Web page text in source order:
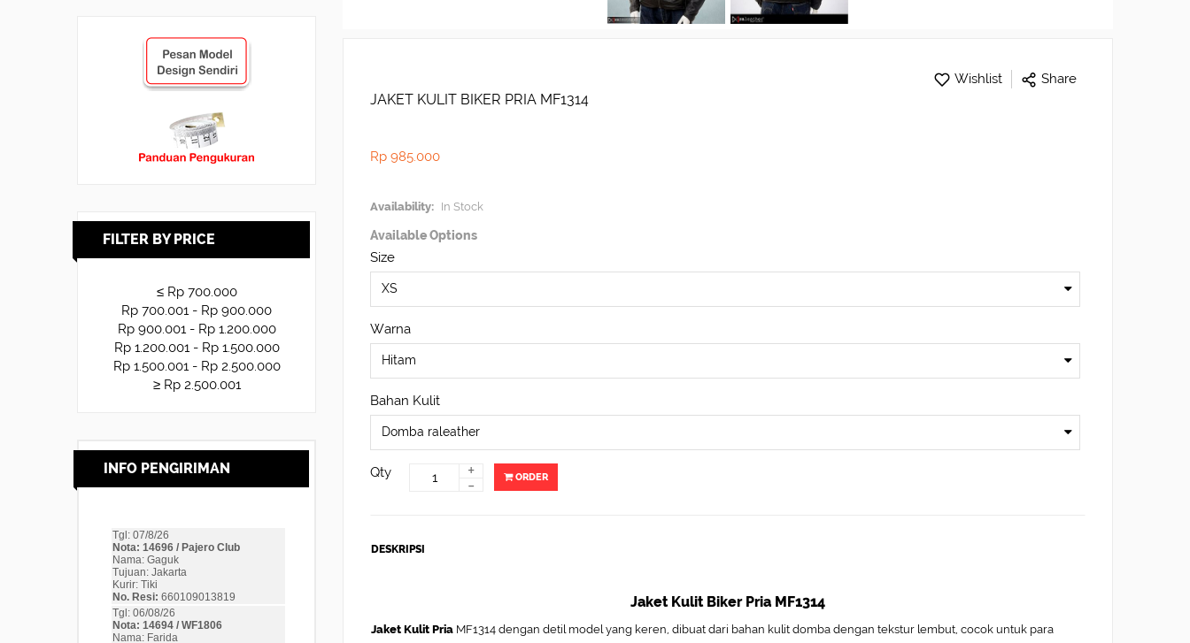
FILTER BY PRICE
≤ Rp 700.000
Rp 700.001 - Rp 900.000
Rp 900.001 - Rp 1.200.000
Rp 1.200.001 - Rp 1.500.000
Rp 1.500.001 - Rp 2.500.000
≥ Rp 2.500.001
INFO PENGIRIMAN
Wishlist Share
JAKET KULIT BIKER PRIA MF1314
Rp 985.000
Availability: In Stock
Available Options
Size
Warna
Bahan Kulit
Qty +
- ORDER
DESKRIPSI
Jaket Kulit Biker Pria MF1314
Jaket Kulit Pria MF1314 dengan detil model yang keren, dibuat dari bahan kulit domba dengan tekstur lembut, cocok untuk para